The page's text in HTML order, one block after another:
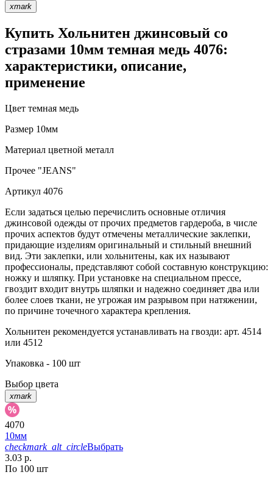
xmark
Купить Хольнитен джинсовый со
стразами 10мм темная медь 4076:
характеристики, описание,
применение
Цвет темная медь
Размер 10мм
Материал цветной металл
Прочее "JEANS"
Артикул 4076
Если задаться целью перечислить основные отличия
джинсовой одежды от прочих предметов гардероба, в числе
прочих аспектов будут отмечены металлические заклепки,
придающие изделиям оригинальный и стильный внешний
вид. Эти заклепки, или хольнитены, как их называют
профессионалы, представляют собой составную конструкцию:
ножку и шляпку. При установке на специальном прессе,
гвоздит входит внутрь шляпки и надежно соединяет два или
более слоев ткани, не угрожая им разрывом при натяжении,
по причине точечного характера крепления.
Хольнитен рекомендуется устанавливать на гвозди: арт. 4514
или 4512
Упаковка - 100 шт
Выбор цвета
xmark
4070
10мм
checkmark_alt_circleВыбрать
3.03 р.
По 100 шт